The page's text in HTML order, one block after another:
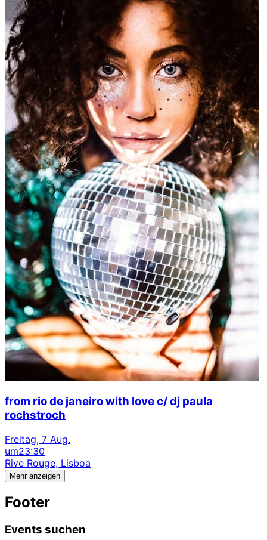
from rio de janeiro with love c/ dj paula
rochstroch
Freitag, 7 Aug.
um23:30
Rive Rouge, Lisboa
Mehr anzeigen
Footer
Events suchen